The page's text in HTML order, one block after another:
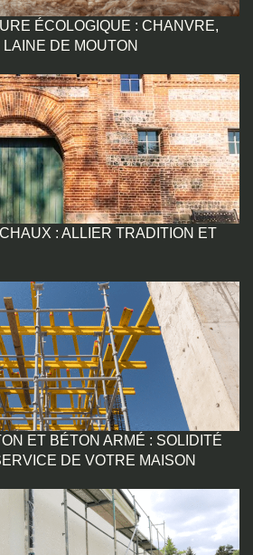
ÉCOLOGIQUE : CHANVRE,
DE MOUTON
: ALLIER TRADITION ET
ET BÉTON ARMÉ : SOLIDITÉ
DE VOTRE MAISON